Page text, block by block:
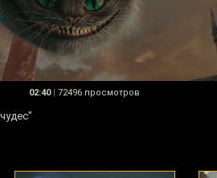
02:40 | 72496 просмотров